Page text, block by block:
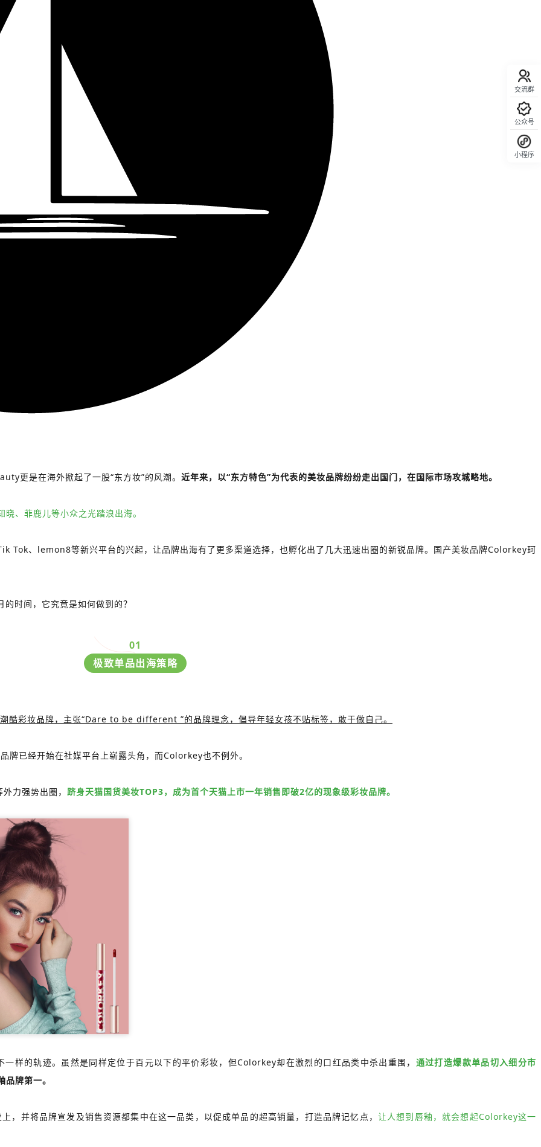
更是在海外掀起了一股“东方妆”的风潮。 近年来，以“东方特色”为代表的美妆品牌纷纷走出国门，在国际市场攻城略地。
、菲鹿儿等小众之光踏浪出海。
Tok、lemon8等新兴平台的兴起，让品牌出海有了更多渠道选择，也孵化出了几大迅速出圈的新锐品牌。国产美妆品牌Colorkey珂
时间，它究竟是如何做到的？
01
极致单品出海策略
酷彩妆品牌，主张“Dare to be different ”的品牌理念，倡导年轻女孩不贴标签，敢于做自己。
牌已经开始在社媒平台上崭露头角，而Colorkey也不例外。
力强势出圈， 跻身天猫国货美妆TOP3，成为首个天猫上市一年销售即破2亿的现象级彩妆品牌。
样的轨迹。虽然是同样定位于百元以下的平价彩妆，但Colorkey却在激烈的口红品类中杀出重围， 通过打造爆款单品切入细分市
牌第一。
并将品牌宣发及销售资源都集中在这一品类，以促成单品的超高销量，打造品牌记忆点， 让人想到唇釉，就会想起Colorkey这一
交流群
公众号
小程序